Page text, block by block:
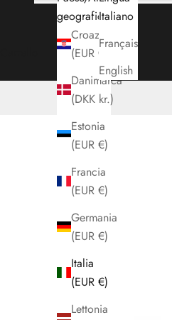
geografica
Croazia
(EUR €)
Danimarca
(DKK kr.)
Estonia
(EUR €)
Francia
(EUR €)
Germania
(EUR €)
Italia
(EUR €)
Lettonia
Italiano
Français
English